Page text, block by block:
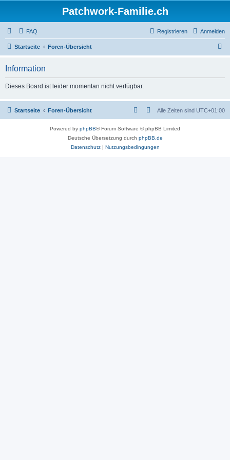
Patchwork-Familie.ch
FAQ Anmelden
Registrieren
Startseite Foren-Übersicht
Information
Dieses Board ist leider momentan nicht verfügbar.
Startseite Foren-Übersicht Alle Zeiten sind UTC+01:00
Powered by phpBB® Forum Software © phpBB Limited
Deutsche Übersetzung durch phpBB.de
Datenschutz| Nutzungsbedingungen